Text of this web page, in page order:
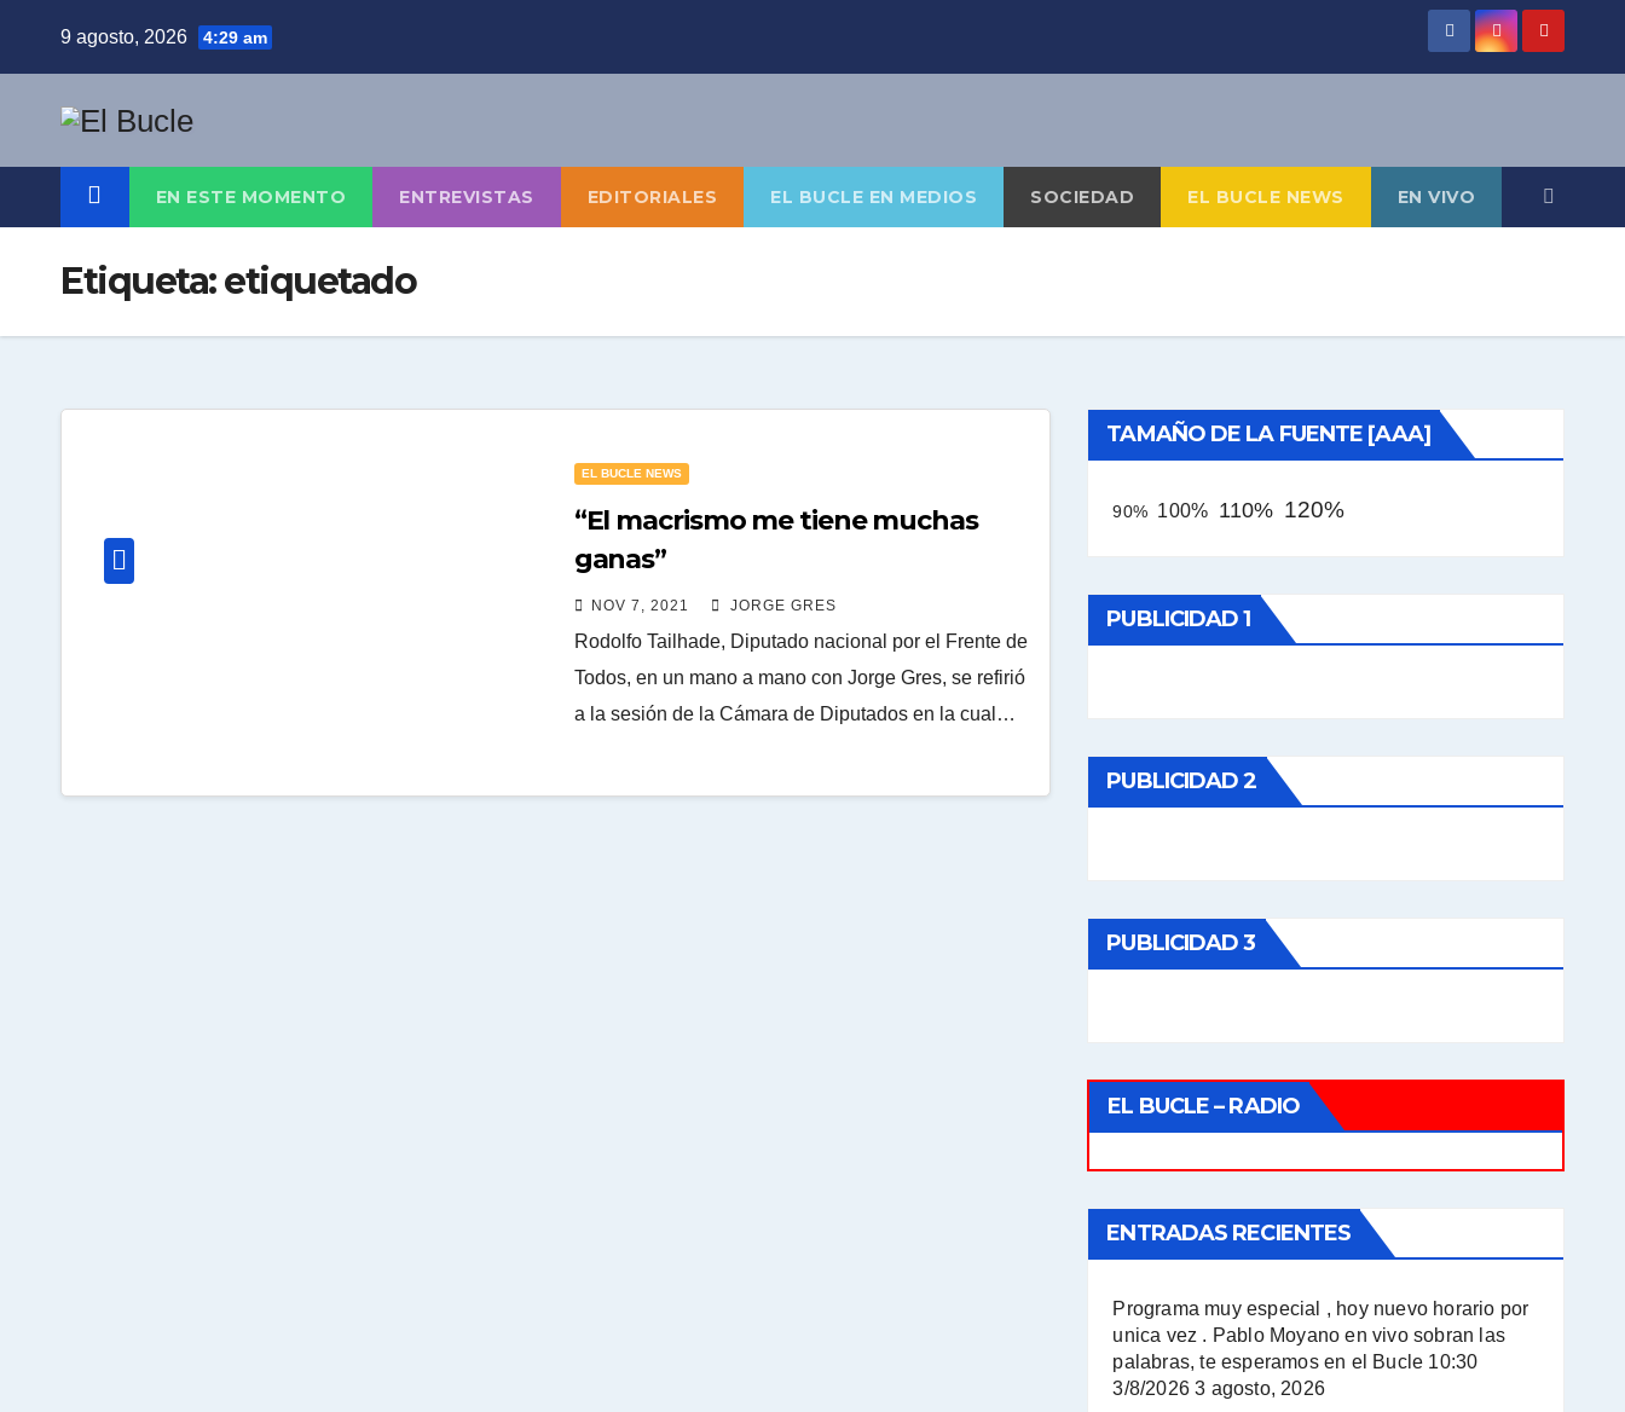
9 agosto, 2026 4:29 am
EN ESTE MOMENTO ENTREVISTAS EDITORIALES EL BUCLE EN MEDIOS SOCIEDAD EL BUCLE NEWS EN VIVO
Etiqueta:etiquetado
EL BUCLE NEWS
“El macrismo me tiene muchas
ganas”
NOV 7, 2021 JORGE GRES
Rodolfo Tailhade, Diputado nacional por el Frente de
Todos, en un mano a mano con Jorge Gres, se refirió
a la sesión de la Cámara de Diputados en la cual…
TAMAÑO DE LA FUENTE [AAA]
90% 100% 110% 120%
PUBLICIDAD 1
PUBLICIDAD 2
PUBLICIDAD 3
EL BUCLE – RADIO
ENTRADAS RECIENTES
Programa muy especial , hoy nuevo horario por
unica vez . Pablo Moyano en vivo sobran las
palabras, te esperamos en el Bucle 10:30
3/8/2026 3 agosto, 2026